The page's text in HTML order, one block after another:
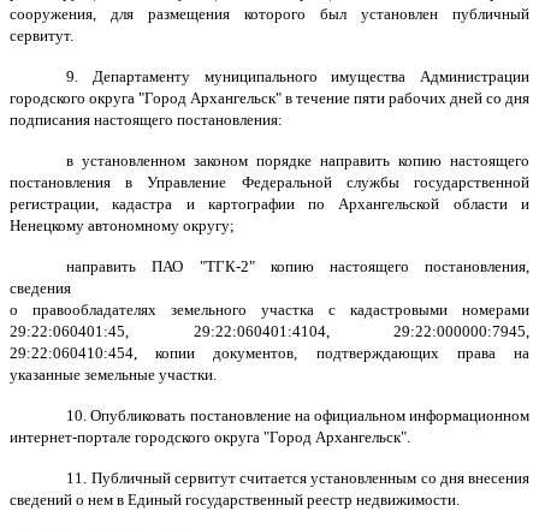
сооружения, для размещения которого был установлен публичный
сервитут.
9. Департаменту муниципального имущества Администрации
городского округа "Город Архангельск" в течение пяти рабочих дней со дня
подписания настоящего постановления:
в установленном законом порядке направить копию настоящего
постановления в Управление Федеральной службы государственной
регистрации, кадастра и картографии по Архангельской области и
Ненецкому автономному округу;
направить ПАО "ТГК-2" копию настоящего постановления,
сведения
о правообладателях земельного участка с кадастровыми номерами
29:22:060401:45, 29:22:060401:4104, 29:22:000000:7945,
29:22:060410:454, копии документов, подтверждающих права на
указанные земельные участки.
10. Опубликовать постановление на официальном информационном
интернет-портале городского округа "Город Архангельск".
11. Публичный сервитут считается установленным со дня внесения
сведений о нем в Единый государственный реестр недвижимости.